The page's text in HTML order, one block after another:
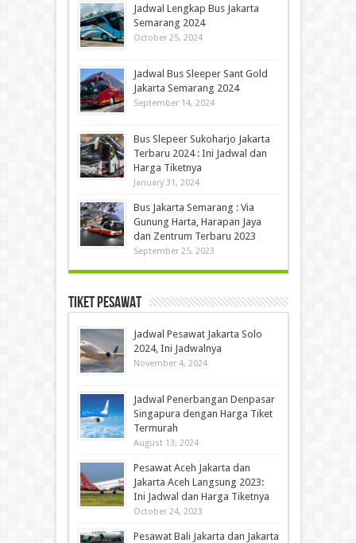
Jadwal Lengkap Bus Jakarta
Semarang 2024
October 25, 2024
Jadwal Bus Sleeper Sant Gold
Jakarta Semarang 2024
September 14, 2024
Bus Slepeer Sukoharjo Jakarta
Terbaru 2024 : Ini Jadwal dan
Harga Tiketnya
January 31, 2024
Bus Jakarta Semarang : Via
Gunung Harta, Harapan Jaya
dan Zentrum Terbaru 2023
September 25, 2023
Tiket Pesawat
Jadwal Pesawat Jakarta Solo
2024, Ini Jadwalnya
November 4, 2024
Jadwal Penerbangan Denpasar
Singapura dengan Harga Tiket
Termurah
August 13, 2024
Pesawat Aceh Jakarta dan
Jakarta Aceh Langsung 2023:
Ini Jadwal dan Harga Tiketnya
October 24, 2023
Pesawat Bali Jakarta dan Jakarta